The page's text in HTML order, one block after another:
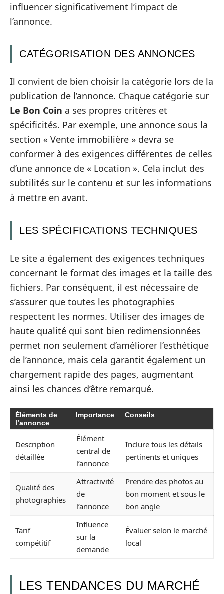
influencer significativement l’impact de
l’annonce.
CATÉGORISATION DES ANNONCES
Il convient de bien choisir la catégorie lors de la
publication de l’annonce. Chaque catégorie sur
Le Bon Coin a ses propres critères et
spécificités. Par exemple, une annonce sous la
section « Vente immobilière » devra se
conformer à des exigences différentes de celles
d’une annonce de « Location ». Cela inclut des
subtilités sur le contenu et sur les informations
à mettre en avant.
LES SPÉCIFICATIONS TECHNIQUES
Le site a également des exigences techniques
concernant le format des images et la taille des
fichiers. Par conséquent, il est nécessaire de
s’assurer que toutes les photographies
respectent les normes. Utiliser des images de
haute qualité qui sont bien redimensionnées
permet non seulement d’améliorer l’esthétique
de l’annonce, mais cela garantit également un
chargement rapide des pages, augmentant
ainsi les chances d’être remarqué.
Éléments de
l’annonce
Importance Conseils
Description
détaillée
Élément
central de
l’annonce
Inclure tous les détails
pertinents et uniques
Qualité des
photographies
Attractivité
de
l’annonce
Prendre des photos au
bon moment et sous le
bon angle
Tarif
compétitif
Influence
sur la
demande
Évaluer selon le marché
local
LES TENDANCES DU MARCHÉ